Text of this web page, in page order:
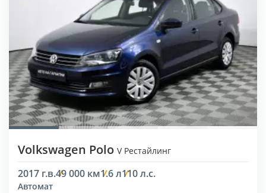
Volkswagen Polo V Рестайлинг
2017 г.в.49 000 км1.6 л110 л.с.
Автомат